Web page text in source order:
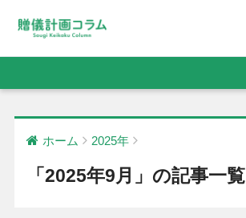
ホーム 2025年
「2025年9月」の記事一覧